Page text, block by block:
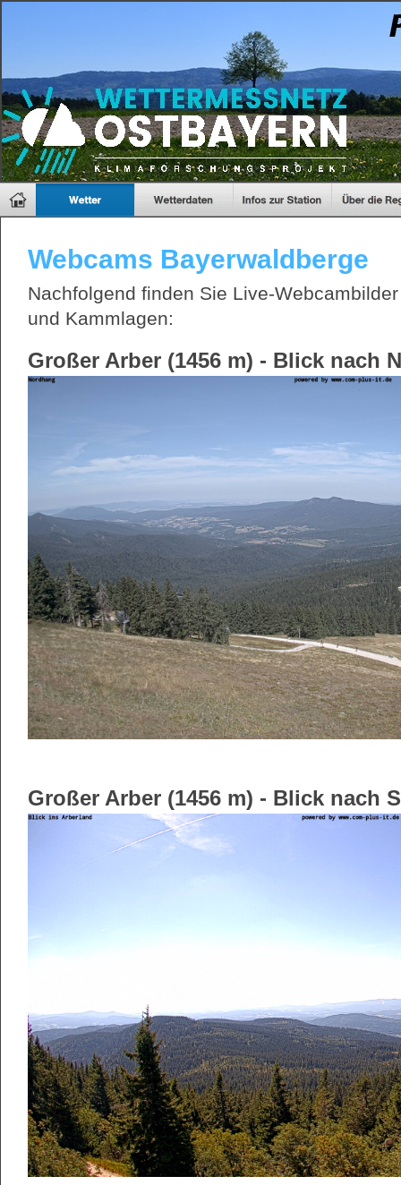
Webcams Bayerwaldberge
Nachfolgend finden Sie Live-
und Kammlagen:
Großer Arber (1456 m) - Blick nach
Großer Arber (1456 m) - Blick nach